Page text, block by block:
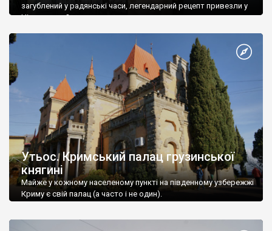
загублений у радянські часи, легендарний рецепт привезли у
Ніжин греки?
Утьос. Кримський палац грузинської
княгині
Майже у кожному населеному пункті на південному узбережжі
Криму є свій палац (а часто і не один).